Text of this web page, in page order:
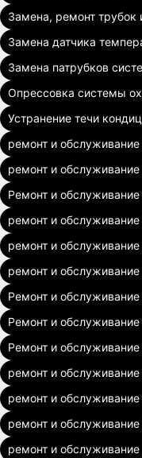
Замена, ремонт трубок
Замена датчика
Замена патрубков
Опрессовка системы
Устранение течи
ремонт и обслуживание
ремонт и
Ремонт и
ремонт и
ремонт и обслуживание
ремонт и
Ремонт и обслуживание
Ремонт и обслуживание
Ремонт и обслуживание
ремонт и
ремонт и обслуживание
ремонт и обслуживание
ремонт и